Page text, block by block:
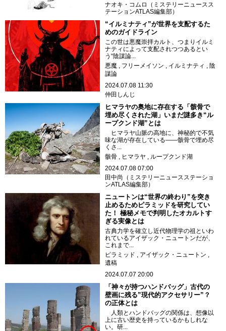
ナオキ・コムロ（ミステリーニュースス
テーションATLAS編集部）
“イルミナティ”が世界を支配するた
めのガイドライン
この世は悪魔崇拝カルト、つまりイルミ
ナティによって支配されつつあるとい
う“陰謀論...
悪魔
フリーメイソン イルミナティ
陰
謀論
2024.07.08 11:30
仲田しんじ
ヒマラヤの奥地に存在する「骸骨で
埋め尽くされた湖」いまだ謎多き“ル
ープクンド湖”とは
ヒマラヤ山脈の高地に、神秘的で不気
味な湖が存在している――骸骨で埋め尽
くさ...
骸骨
ヒマラヤ
ループクンド湖
2024.07.08 07:00
田中尚（ミステリーニュースステーショ
ンATLAS編集部）
ニュートンは“世界の終わり”を突き
止めるためピラミッドを研究してい
た！ 極秘メモで判明したオカルトす
ぎる実像とは
古典力学を確立し近代物理学の祖といわ
れているアイザック・ニュートンだが、
これまで...
ピラミッド
アイザック・ニュートン
遺稿
2024.07.07 20:00
「神々が持つハンドバッグ」古代の
壁画に残る”現代的アクセサリー”？
の正体とは
人類とハンドバッグの関係は、想像以
上に古い歴史を持っているかもしれな
い。研...